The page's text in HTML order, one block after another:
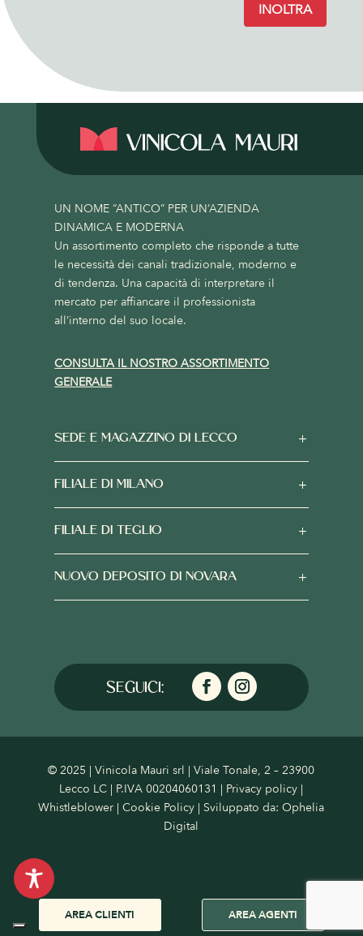
AREA CLIENTI AREA AGENTI
INOLTRA
UN NOME “ANTICO” PER UN’AZIENDA
DINAMICA E MODERNA
Un assortimento completo che risponde a tutte
le necessità dei canali tradizionale, moderno e
di tendenza. Una capacità di interpretare il
mercato per affiancare il professionista
all’interno del suo locale.
CONSULTA IL NOSTRO ASSORTIMENTO
GENERALE
SEDE E MAGAZZINO DI LECCO
FILIALE DI MILANO
FILIALE DI TEGLIO
NUOVO DEPOSITO DI NOVARA
© 2025 | Vinicola Mauri srl | Viale Tonale, 2 – 23900
Lecco LC | P.IVA 00204060131 | Privacy policy |
Whistleblower |Cookie Policy | Sviluppato da:Ophelia
Digital